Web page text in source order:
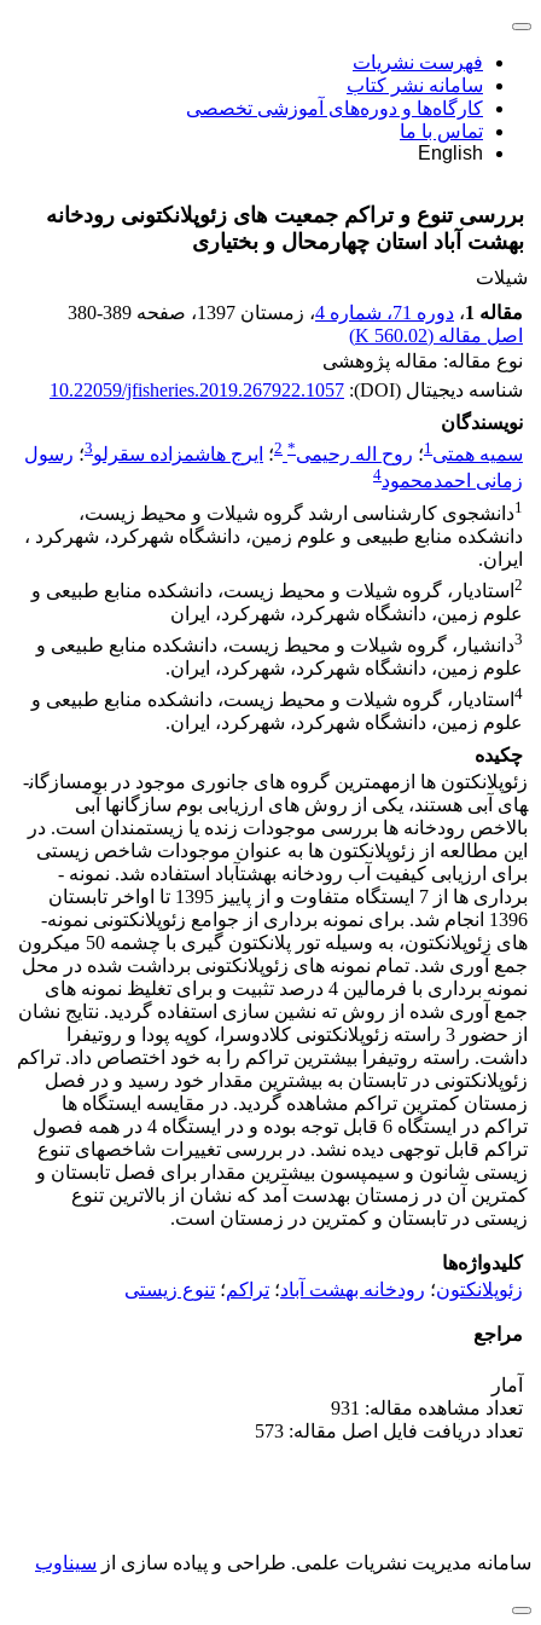
فهرست نشریات
سامانه نشر کتاب
کارگاه‌ها و دوره‌های آموزشی تخصصی
تماس با ما
English
بررسی تنوع و تراکم جمعیت های زئوپلانکتونی رودخانه
بهشت آباد استان چهارمحال و بختیاری
شیلات
مقاله 1
، دوره 71، شماره 4 ، زمستان 1397 ، صفحه 380-389
اصل مقاله (560.02 K
)
نوع مقاله: مقاله پژوهشی
شناسه دیجیتال (DOI):
10.22059/jfisheries.2019.267922.1057
نویسندگان
سمیه همتی1؛ روح اله رحیمی*
2؛ ایرج هاشمزاده سقرلو3؛ رسول
زمانی احمدمحمود4
1دانشجوی کارشناسی ارشد گروه شیلات و محیط زیست،
دانشکده منابع طبیعی و علوم زمین، دانشگاه شهرکرد، شهرکرد ،
ایران.
2 استادیار، گروه شیلات و محیط زیست، دانشکده منابع طبیعی و
علوم زمین، دانشگاه شهرکرد، شهرکرد، ایران
3دانشیار، گروه شیلات و محیط زیست، دانشکده منابع طبیعی و
علوم زمین، دانشگاه شهرکرد، شهرکرد، ایران.
4 استادیار، گروه شیلات و محیط زیست، دانشکده منابع طبیعی و
علوم زمین، دانشگاه شهرکرد، شهرکرد، ایران.
چکیده
زئوپلانکتون­ ها ازمهمترین گروه ­های جانوری موجود در بوم­سازگان­
های آبی هستند، یکی از روش ­های ارزیابی بوم ­سازگان­ها آبی
بالاخص رودخانه­ ها بررسی موجودات زنده یا زیستمندان است. در
این مطالعه از زئوپلانکتون­ ها به ­عنوان موجودات شاخص زیستی
برای ارزیابی کیفیت آب رودخانه بهشت­آباد استفاده شد. نمونه ­
برداری­ ها از 7 ایستگاه متفاوت و از پاییز 1395 تا اواخر تابستان
1396 انجام شد. برای نمونه­ برداری از جوامع زئوپلانکتونی نمونه­
های زئوپلانکتون، به­ وسیله تور پلانکتون گیری با چشمه 50 میکرون
جمع­ آوری شد. تمام نمونه ­های زئوپلانکتونی برداشت شده در محل
نمونه برداری با فرمالین 4 درصد تثبیت و برای تغلیظ نمونه­ های
جمع ­آوری شده از روش ته نشین­ سازی استفاده گردید. نتایج نشان
از حضور 3 راسته زئوپلانکتونی کلادوسرا، کوپه پودا و روتیفرا
داشت. راسته روتیفرا بیشترین تراکم را به خود اختصاص داد. تراکم
زئوپلانکتونی در تابستان به بیشترین مقدار خود رسید و در فصل
زمستان کمترین تراکم مشاهده گردید. در مقایسه ایستگاه ­ها
تراکم در ایستگاه 6 قابل توجه بوده و در ایستگاه 4 در همه فصول
تراکم قابل توجهی دیده نشد. در بررسی تغییرات شاخص­های تنوع
زیستی شانون و سیمپسون بیشترین مقدار برای فصل تابستان و
کمترین آن در زمستان به­دست آمد که نشان از بالاترین تنوع
زیستی در تابستان و کمترین در زمستان است.
کلیدواژه‌ها
زئوپلانکتون؛ رودخانه بهشت آباد؛ تراکم؛ تنوع زیستی
مراجع
آمار
تعداد مشاهده مقاله: 931
تعداد دریافت فایل اصل مقاله: 573
سامانه مدیریت نشریات علمی. طراحی و پیاده سازی از سیناوب